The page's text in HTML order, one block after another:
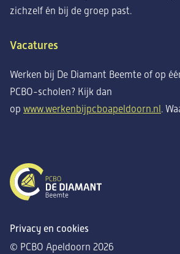
zichzelf én bij de groep past.
Vacatures
Werken bij De Diamant Beemte of op
PCBO-scholen? Kijk dan
op www.werkenbijpcboapeldoorn.nl .
Privacy en cookies
© PCBO Apeldoorn 2026